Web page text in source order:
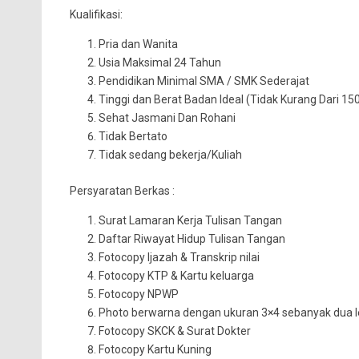
Kualifikasi:
Pria dan Wanita
Usia Maksimal 24 Tahun
Pendidikan Minimal SMA / SMK Sederajat
Tinggi dan Berat Badan Ideal (Tidak Kurang Dari
Sehat Jasmani Dan Rohani
Tidak Bertato
Tidak sedang bekerja/Kuliah
Persyaratan Berkas :
Surat Lamaran Kerja Tulisan Tangan
Daftar Riwayat Hidup Tulisan Tangan
Fotocopy Ijazah & Transkrip nilai
Fotocopy KTP & Kartu keluarga
Fotocopy NPWP
Photo berwarna dengan ukuran 3×4 sebanyak dua
Fotocopy SKCK & Surat Dokter
Fotocopy Kartu Kuning